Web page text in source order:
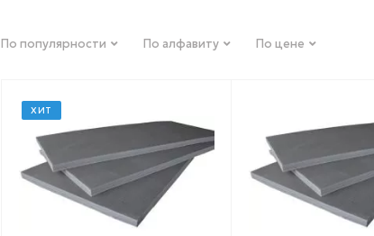
По популярности По алфавиту По цене
ХИТ